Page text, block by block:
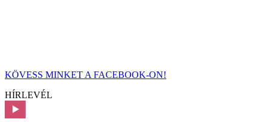
KÖVESS MINKET A FACEBOOK-ON!
HÍRLEVÉL